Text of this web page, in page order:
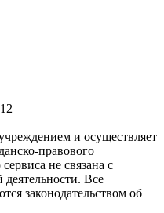
и осуществляет
правового
не связана с
Все
законодательством об